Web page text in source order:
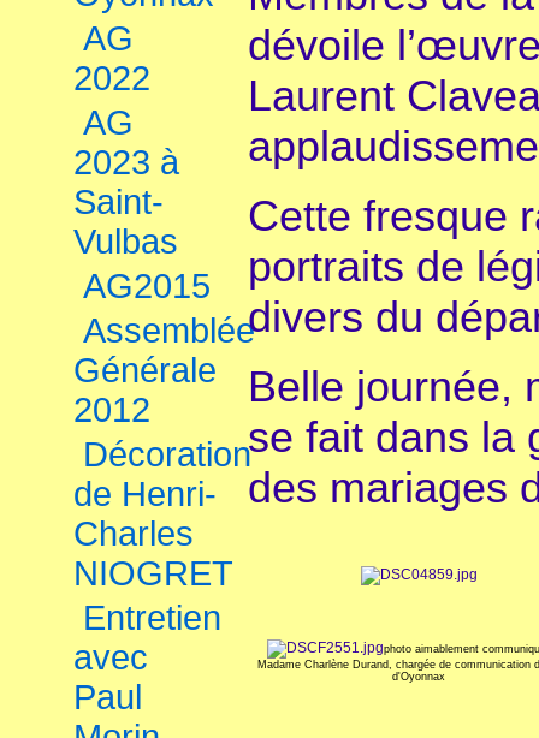
AG
2022
AG
2023 à
Saint-
Vulbas
AG2015
Assemblée
Générale
2012
Décoration
de Henri-
Charles
NIOGRET
Entretien
avec
Paul
dévoile
Laurent
Cette fresque
portraits de
divers du
Belle journée,
se fait dans la
des mariages
photo aimablement
Madame Charlène Durand, chargée de communication
d'Oyonnax